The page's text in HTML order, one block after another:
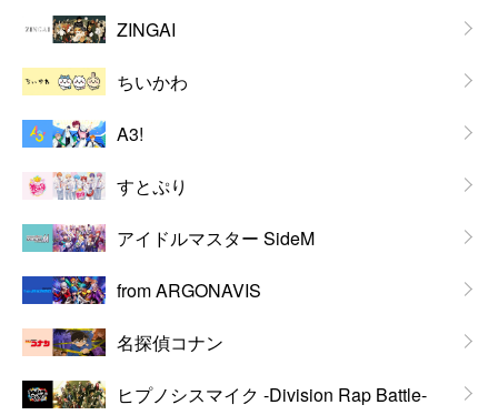
ZINGAI
ちいかわ
A3!
すとぷり
アイドルマスター SideM
from ARGONAVIS
名探偵コナン
ヒプノシスマイク -Division Rap Battle-